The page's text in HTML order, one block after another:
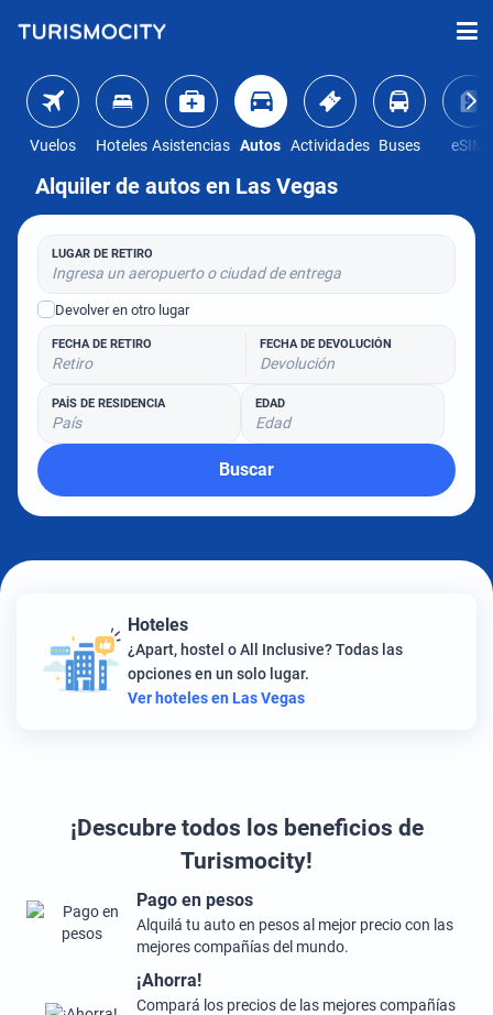
Vuelos Hoteles Asistencias Autos Actividades Buses eSIM
Alquiler de autos en Las Vegas
LUGAR DE RETIRO
Ingresa un aeropuerto o ciudad de entrega
Devolver en otro lugar
FECHA DE RETIRO
Retiro
FECHA DE DEVOLUCIÓN
Devolución
PAÍS DE RESIDENCIA
País
EDAD
Edad
Buscar
Hoteles
¿Apart, hostel o All Inclusive? Todas las
opciones en un solo lugar.
Ver hoteles en Las Vegas
¡Descubre todos los beneficios de
Turismocity!
Pago en pesos
Alquilá tu auto en pesos al mejor precio con las
mejores compañías del mundo.
¡Ahorra!
Compará los precios de las mejores compañías